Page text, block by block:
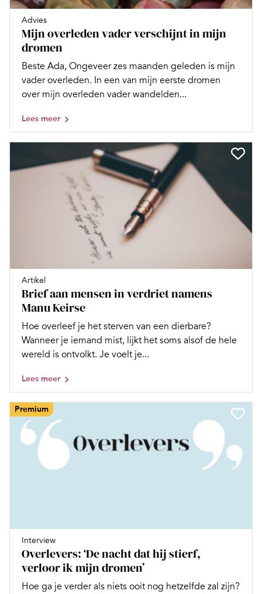
Advies
Mijn overleden vader verschijnt in mijn
dromen
Beste Ada, Ongeveer zes maanden geleden is mijn
vader overleden. In een van mijn eerste dromen
over mijn overleden vader wandelden...
Lees meer
Artikel
Brief aan mensen in verdriet namens
Manu Keirse
Hoe overleef je het sterven van een dierbare?
Wanneer je iemand mist, lijkt het soms alsof de hele
wereld is ontvolkt. Je voelt je...
Lees meer
Premium
Interview
Overlevers: ‘De nacht dat hij stierf,
verloor ik mijn dromen’
Hoe ga je verder als niets ooit nog hetzelfde zal zijn?